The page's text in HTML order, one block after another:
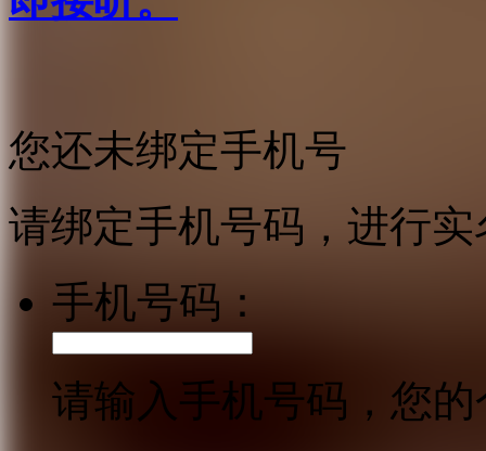
您还未绑定手机号
请绑定手机号码，进行
手机号码：
请输入手机号码，您